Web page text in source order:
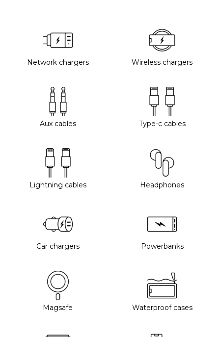
Network chargers Wireless chargers
Aux cables Type-c cables
Lightning cables Headphones
Car chargers Powerbanks
Magsafe Waterproof cases